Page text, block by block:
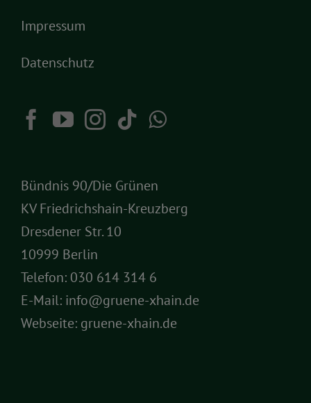
Impressum
Datenschutz
Bündnis 90/Die Grünen
KV Friedrichshain-Kreuzberg
Dresdener Str. 10
10999 Berlin
Telefon: 030 614 314 6
E-Mail: info@gruene-xhain.de
Webseite: gruene-xhain.de